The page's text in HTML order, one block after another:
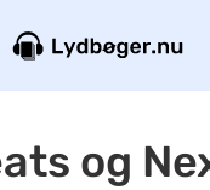
og